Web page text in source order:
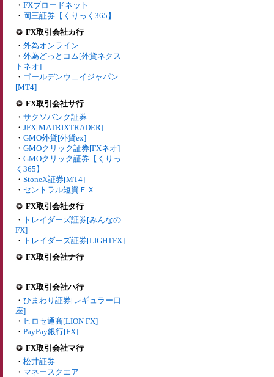
・ FXブロードネット
・ 岡三証券【くりっく365】
FX取引会社カ行
・ 外為オンライン
・ 外為どっとコム[外貨ネクス
トネオ]
・ ゴールデンウェイジャパン
[MT4]
FX取引会社サ行
・ サクソバンク証券
・ JFX[MATRIXTRADER]
・ GMO外貨[外貨ex]
・ GMOクリック証券[FXネオ]
・ GMOクリック証券【くりっ
く365】
・ StoneX証券[MT4]
・ セントラル短資ＦＸ
FX取引会社タ行
・ トレイダーズ証券[みんなの
FX]
・ トレイダーズ証券[LIGHTFX]
FX取引会社ナ行
-
FX取引会社ハ行
・ ひまわり証券[レギュラー口
座]
・ ヒロセ通商[LION FX]
・ PayPay銀行[FX]
FX取引会社マ行
・ 松井証券
・ マネースクエア